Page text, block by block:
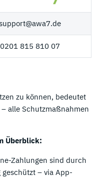
0201 815 810 07
zu können, bedeutet
alle Schutzmaßnahmen
Überblick:
Zahlungen sind durch
– via App-